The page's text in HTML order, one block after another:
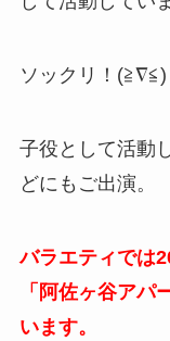
ソックリ！(≧∇≦)
子役として活動
どにもご出演。
バラエティでは
「阿佐ヶ谷アパ
います。